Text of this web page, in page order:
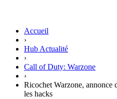
Accueil
›
Hub Actualité
›
Call of Duty: Warzone
›
Ricochet Warzone, annonce
les hacks